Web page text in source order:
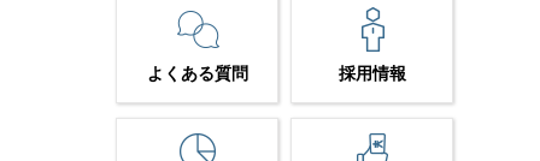
よくある質問 採用情報